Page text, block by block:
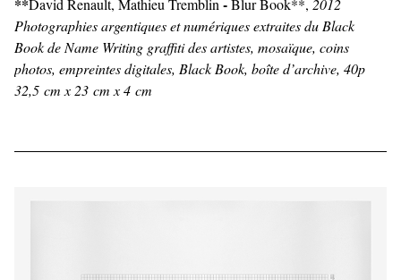
David Renault, Mathieu Tremblin Blur Book**, 2012
Photographies argentiques et numériques extraites du Black
Book de Name Writing graffiti des artistes, mosaïque, coins
photos, empreintes digitales, Black Book, boîte d’archive, 40p
32,5 cm x 23 cm x 4 cm